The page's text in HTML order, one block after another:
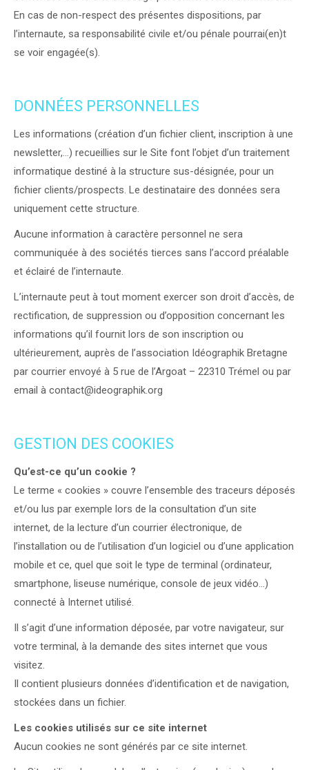
En cas de non-respect des présentes dispositions, par
l’internaute, sa responsabilité civile et/ou pénale pourrai(en)t
se voir engagée(s).
DONNÉES PERSONNELLES
Les informations (création d’un fichier client, inscription à une
newsletter,…) recueillies sur le Site font l’objet d’un traitement
informatique destiné à la structure sus-désignée, pour un
fichier clients/prospects. Le destinataire des données sera
uniquement cette structure.
Aucune information à caractère personnel ne sera
communiquée à des sociétés tierces sans l’accord préalable
et éclairé de l’internaute.
L’internaute peut à tout moment exercer son droit d’accès, de
rectification, de suppression ou d’opposition concernant les
informations qu’il fournit lors de son inscription ou
ultérieurement, auprès de l’association Idéographik Bretagne
par courrier envoyé à 5 rue de l’Argoat – 22310 Trémel ou par
email à contact@ideographik.org
GESTION DES COOKIES
Qu’est-ce qu’un cookie ?
Le terme « cookies » couvre l’ensemble des traceurs déposés
et/ou lus par exemple lors de la consultation d’un site
internet, de la lecture d’un courrier électronique, de
l’installation ou de l’utilisation d’un logiciel ou d’une application
mobile et ce, quel que soit le type de terminal (ordinateur,
smartphone, liseuse numérique, console de jeux vidéo…)
connecté à Internet utilisé.
Il s’agit d’une information déposée, par votre navigateur, sur
votre terminal, à la demande des sites internet que vous
visitez.
Il contient plusieurs données d’identification et de navigation,
stockées dans un fichier.
Les cookies utilisés sur ce site internet
Aucun cookies ne sont générés par ce site internet.